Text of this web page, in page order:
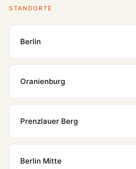
STANDORTE
Berlin
Oranienburg
Prenzlauer Berg
Berlin Mitte